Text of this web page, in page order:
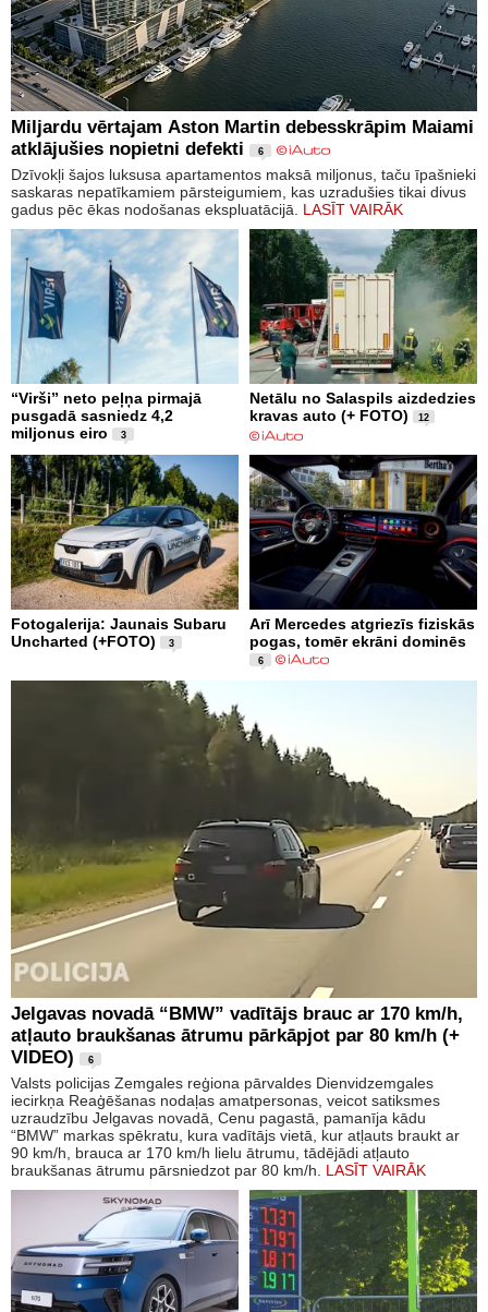
Miljardu vērtajam Aston Martin debesskrāpim Maiami
atklājušies nopietni defekti
6
Dzīvokļi šajos luksusa apartamentos maksā miljonus, taču īpašnieki
saskaras nepatīkamiem pārsteigumiem, kas uzradušies tikai divus
gadus pēc ēkas nodošanas ekspluatācijā. LASĪT VAIRĀK
“Virši” neto peļņa pirmajā
pusgadā sasniedz 4,2
miljonus eiro
3
Netālu no Salaspils aizdedzies
kravas auto (+ FOTO)
12
Fotogalerija: Jaunais Subaru
Uncharted (+FOTO)
3
Arī Mercedes atgriezīs fiziskās
pogas, tomēr ekrāni dominēs
6
Jelgavas novadā “BMW” vadītājs brauc ar 170 km/h,
atļauto braukšanas ātrumu pārkāpjot par 80 km/h (+
VIDEO)
6
Valsts policijas Zemgales reģiona pārvaldes Dienvidzemgales
iecirkņa Reaģēšanas nodaļas amatpersonas, veicot satiksmes
uzraudzību Jelgavas novadā, Cenu pagastā, pamanīja kādu
“BMW” markas spēkratu, kura vadītājs vietā, kur atļauts braukt ar
90 km/h, brauca ar 170 km/h lielu ātrumu, tādējādi atļauto
braukšanas ātrumu pārsniedzot par 80 km/h. LASĪT VAIRĀK